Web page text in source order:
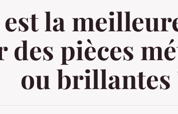
la
des pièces
ou brillantes